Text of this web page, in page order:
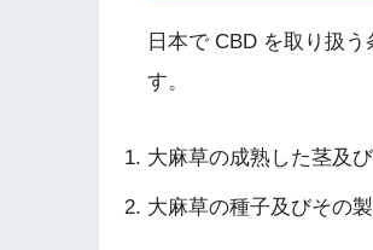
日本で CBD を取り扱
す。
大麻草の成熟した茎及
大麻草の種子及びその